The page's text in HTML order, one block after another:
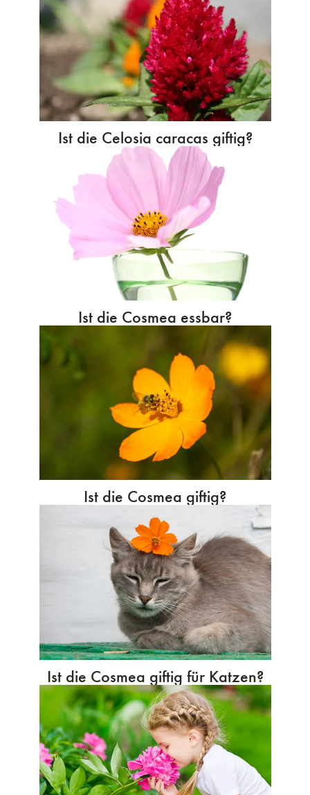
Ist die Celosia caracas giftig?
Ist die Cosmea essbar?
Ist die Cosmea giftig?
Ist die Cosmea giftig für Katzen?